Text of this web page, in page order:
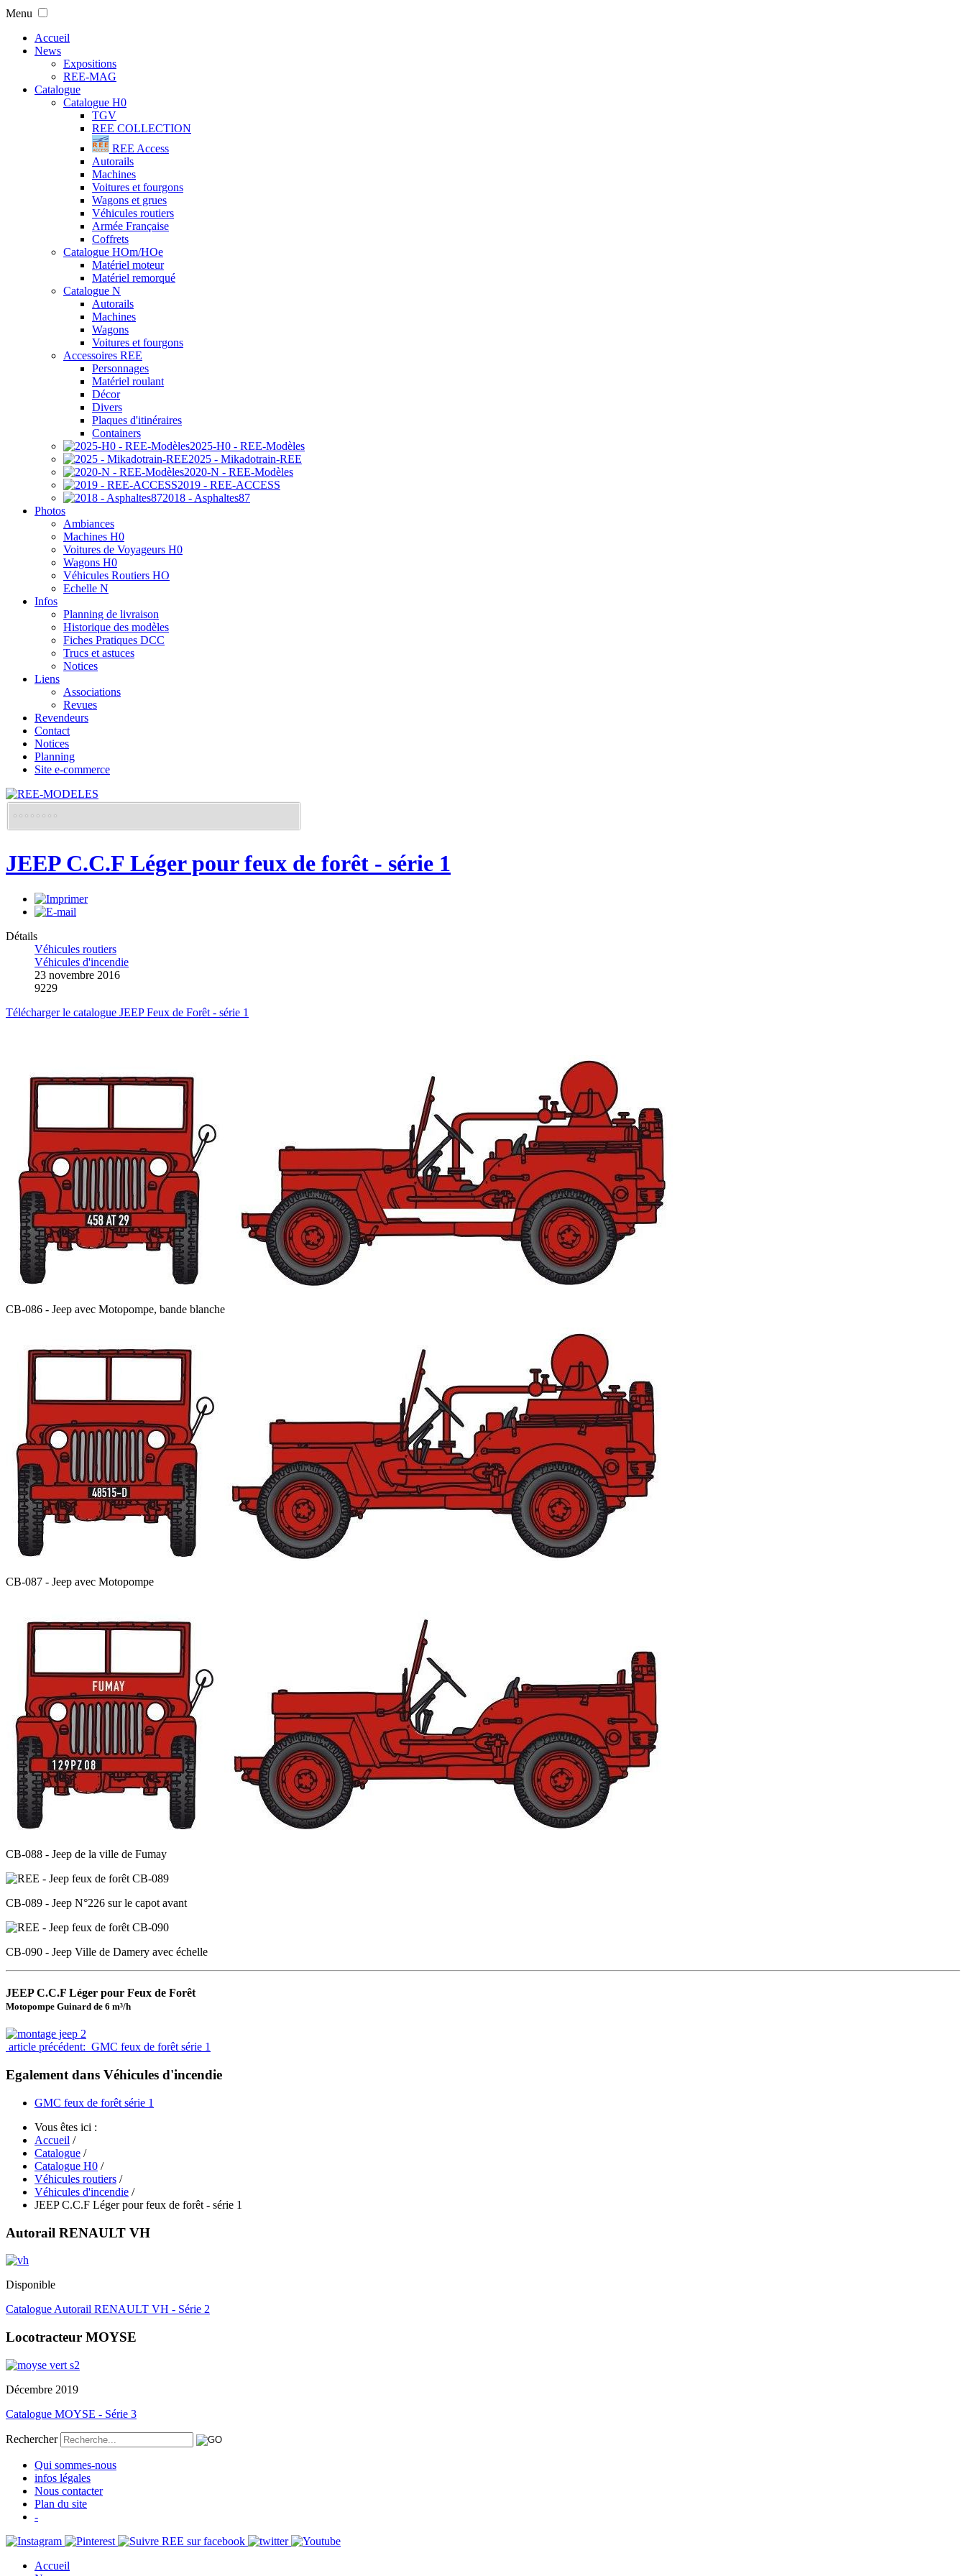
Menu
Accueil
News
Expositions
REE-MAG
Catalogue
Catalogue H0
TGV
REE COLLECTION
REE Access
Autorails
Machines
Voitures et fourgons
Wagons et grues
Véhicules routiers
Armée Française
Coffrets
Catalogue HOm/HOe
Matériel moteur
Matériel remorqué
Catalogue N
Autorails
Machines
Wagons
Voitures et fourgons
Accessoires REE
Personnages
Matériel roulant
Décor
Divers
Plaques d'itinéraires
Containers
2025-H0 - REE-Modèles
2025 - Mikadotrain-REE
2020-N - REE-Modèles
2019 - REE-ACCESS
2018 - Asphaltes87
Photos
Ambiances
Machines H0
Voitures de Voyageurs H0
Wagons H0
Véhicules Routiers HO
Echelle N
Infos
Planning de livraison
Historique des modèles
Fiches Pratiques DCC
Trucs et astuces
Notices
Liens
Associations
Revues
Revendeurs
Contact
Notices
Planning
Site e-commerce
JEEP C.C.F Léger pour feux de forêt - série 1
Détails
Véhicules routiers
Véhicules d'incendie
23 novembre 2016
9229
Télécharger le catalogue JEEP Feux de Forêt - série 1
CB-086 - Jeep avec Motopompe, bande blanche
CB-087 - Jeep avec Motopompe
CB-088 - Jeep de la ville de Fumay
CB-089 - Jeep N°226 sur le capot avant
CB-090 - Jeep Ville de Damery avec échelle
JEEP C.C.F Léger pour Feux de Forêt
Motopompe Guinard de 6 m³/h
article précédent: GMC feux de forêt série 1
Egalement dans Véhicules d'incendie
GMC feux de forêt série 1
Vous êtes ici :
Accueil /
Catalogue /
Catalogue H0 /
Véhicules routiers /
Véhicules d'incendie /
JEEP C.C.F Léger pour feux de forêt - série 1
Autorail RENAULT VH
Disponible
Catalogue Autorail RENAULT VH - Série 2
Locotracteur MOYSE
Décembre 2019
Catalogue MOYSE - Série 3
Rechercher
Qui sommes-nous
infos légales
Nous contacter
Plan du site
-
Accueil